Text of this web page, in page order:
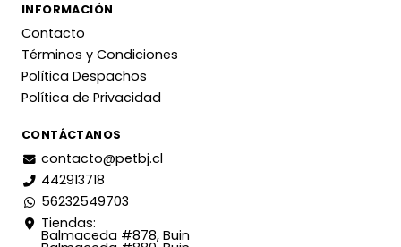
INFORMACIÓN
Contacto
Términos y Condiciones
Política Despachos
Política de Privacidad
CONTÁCTANOS
contacto@petbj.cl
442913718
56232549703
Tiendas:
Balmaceda #878, Buin